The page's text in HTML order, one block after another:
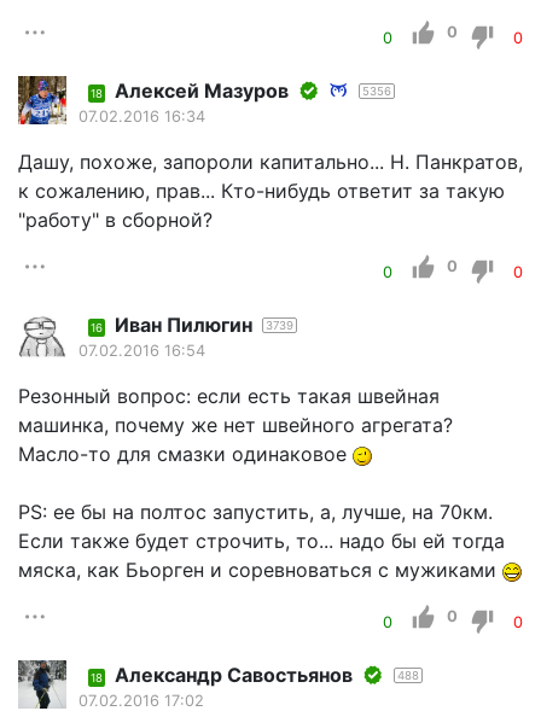
0 0 0
18 Алексей Мазуров 5356
07.02.2016 16:34
Дашу, похоже, запороли капитально... Н. Панкратов,
к сожалению, прав... Кто-нибудь ответит за такую
"работу" в сборной?
0 0 0
16 Иван Пилюгин 3739
07.02.2016 16:54
Резонный вопрос: если есть такая швейная
машинка, почему же нет швейного агрегата?
Масло-то для смазки одинаковое
PS: ее бы на полтос запустить, а, лучше, на 70км.
Если также будет строчить, то... надо бы ей тогда
мяска, как Бьорген и соревноваться с мужиками
0 0 0
18 Александр Савостьянов 488
07.02.2016 17:02